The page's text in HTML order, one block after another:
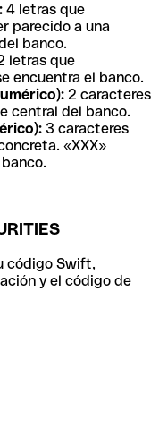
4 letras que
parecido a una
banco.
letras que
encuentra el banco.
2 caracteres
central del banco.
3 caracteres
«XXX»
código Swift,
y el código de